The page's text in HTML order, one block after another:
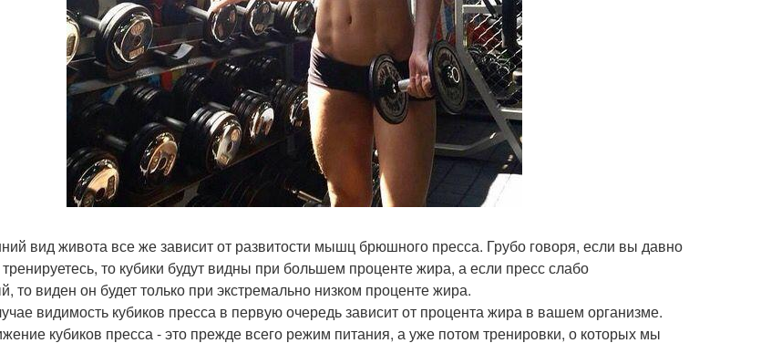
вид живота все же зависит от развитости мышц брюшного пресса. Грубо говоря, если вы давно
то кубики будут видны при большем проценте жира, а если пресс слабо
то виден он будет только при экстремально низком проценте жира.
видимость кубиков пресса в первую очередь зависит от процента жира в вашем организме.
кубиков пресса - это прежде всего режим питания, а уже потом тренировки, о которых мы